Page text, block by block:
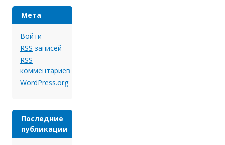
Мета
Войти
RSS записей
RSS
комментариев
WordPress.org
Последние
публикации